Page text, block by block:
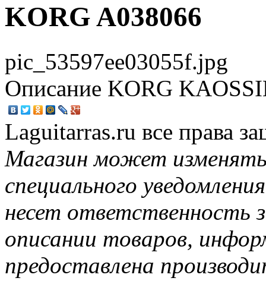
KORG A038066
pic_53597ee03055f.jpg
Описание KORG
Laguitarras.ru все права
Магазин может
специального
несет ответственность
описании товаров,
предоставлена